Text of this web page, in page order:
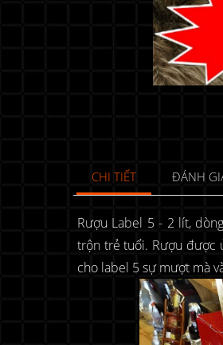
CHI TIẾT ĐÁNH
Rượu Label 5 - 2 lít,
trộn trẻ tuổi. Rượu được
cho label 5 sự mượt mà